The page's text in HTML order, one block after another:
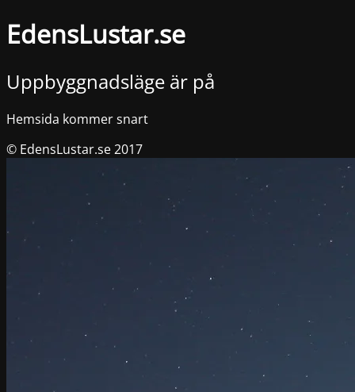
EdensLustar.se
Uppbyggnadsläge är på
Hemsida kommer snart
© EdensLustar.se 2017